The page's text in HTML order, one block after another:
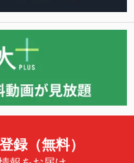
録（無料）